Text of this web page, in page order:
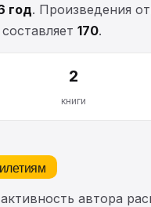
год. Произведения
170.
2
книги
автора